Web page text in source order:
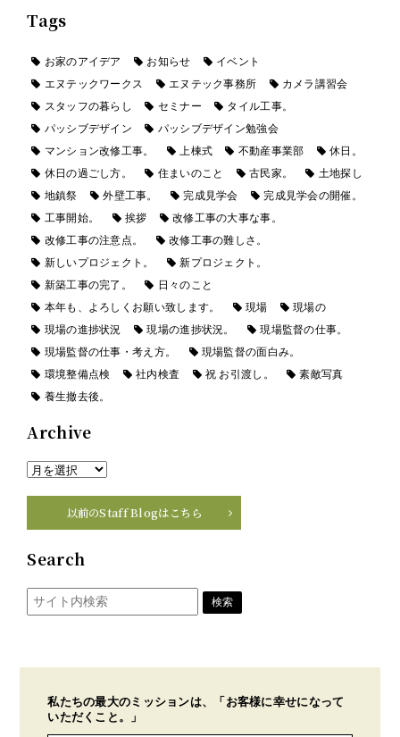
Tags
お家のアイデア お知らせ
イベント
エヌテックワークス
エヌテック事務所
カメラ講習会
スタッフの暮らし
セミナー
タイル工事。
パッシブデザイン
パッシブデザイン勉強会
マンション改修工事。
上棟式 不動産事業部
休日。
休日の過ごし方。
住まいのこと 古民家。
土地探し
地鎮祭
外壁工事。 完成見学会
完成見学会の開催。
工事開始。
挨拶
改修工事の大事な事。
改修工事の注意点。
改修工事の難しさ。
新しいプロジェクト。
新プロジェクト。
新築工事の完了。
日々のこと
本年も、よろしくお願い致します。
現場
現場の
現場の進捗状況
現場の進捗状況。
現場監督の仕事。
現場監督の仕事・考え方。
現場監督の面白み。
環境整備点検
社内検査 祝 お引渡し。
素敵写真
養生撤去後。
Archive
以前のStaff Blogはこちら
Search
私たちの最大のミッションは、「お客様に幸せになって
いただくこと。」